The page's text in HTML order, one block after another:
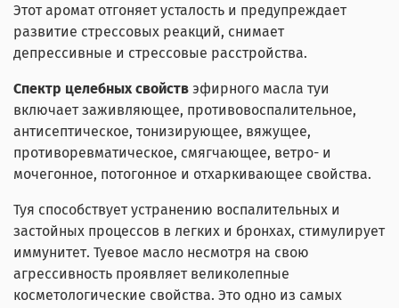
Этот аромат отгоняет усталость и предупреждает
развитие стрессовых реакций, снимает
депрессивные и стрессовые расстройства.
Спектр целебных свойств эфирного масла туи
включает заживляющее, противовоспалительное,
антисептическое, тонизирующее, вяжущее,
противоревматическое, смягчающее, ветро- и
мочегонное, потогонное и отхаркивающее свойства.
Туя способствует устранению воспалительных и
застойных процессов в легких и бронхах, стимулирует
иммунитет. Туевое масло несмотря на свою
агрессивность проявляет великолепные
косметологические свойства. Это одно из самых